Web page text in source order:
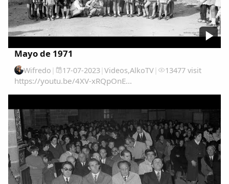
Mayo de 1971
Wifredo | 17-07-2023| Videos,AlkoTV| 13477 visit
https://youtu.be/4XV-xRQpOnE...
Comparte
Compartir en Facebook